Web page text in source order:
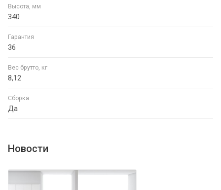
Высота, мм
340
Гарантия
36
Вес брутто, кг
8,12
Сборка
Да
Новости